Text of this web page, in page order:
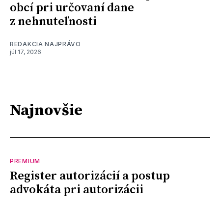
obcí pri určovaní dane
z nehnuteľnosti
REDAKCIA NAJPRÁVO
júl 17, 2026
Najnovšie
PREMIUM
Register autorizácií a postup
advokáta pri autorizácii